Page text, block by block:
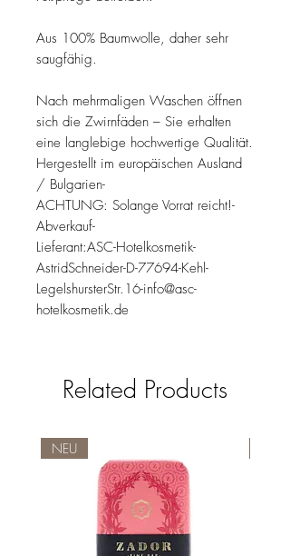
Aus 100% Baumwolle, daher sehr
saugfähig.
Nach mehrmaligen Waschen öffnen
sich die Zwirnfäden – Sie erhalten
eine langlebige hochwertige Qualität.
Hergestellt im europäischen Ausland
/ Bulgarien-
ACHTUNG: Solange Vorrat reicht!-
Abverkauf-
Lieferant:ASC-Hotelkosmetik-
AstridSchneider-D-77694-Kehl-
LegelshursterStr.16-info@asc-
hotelkosmetik.de
Related Products
NEU